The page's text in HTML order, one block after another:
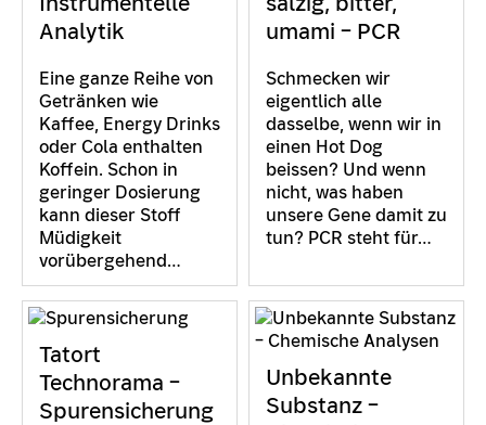
Analytik
Eine ganze Reihe von
Getränken wie
Kaffee, Energy Drinks
oder Cola enthalten
Koffein. Schon in
geringer Dosierung
kann dieser Stoff
Müdigkeit
vorübergehend…
umami – PCR
Schmecken wir
eigentlich alle
dasselbe, wenn wir in
einen Hot Dog
beissen? Und wenn
nicht, was haben
unsere Gene damit zu
tun? PCR steht für…
Tatort
Technorama –
Spurensicherung
Unbekannte
Substanz –